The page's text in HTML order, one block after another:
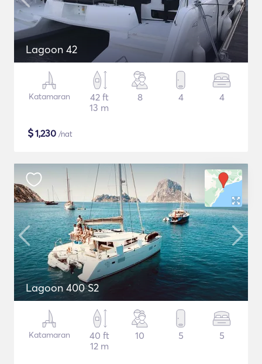
Lagoon 42
Katamaran
42 ft
13 m
8 4 4
$1,230 /nat
Lagoon 400 S2
Katamaran
40 ft
12 m
10 5 5